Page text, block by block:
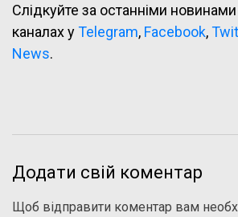
Слідкуйте за останніми
каналах уTelegram, Facebook,
News.
Додати свій коментар
Щоб відправити коментар вам